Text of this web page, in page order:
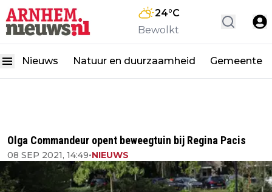
24°C
Bewolkt
Nieuws Natuur en duurzaamheid Gemeente
Olga Commandeur opent beweegtuin bij Regina Pacis
08 SEP 2021, 14:49•NIEUWS